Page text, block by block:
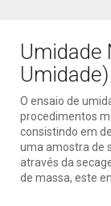
Umidade
Umidade)
O ensaio de
procedimentos
consistindo em
uma amostra de
através da
de massa, este